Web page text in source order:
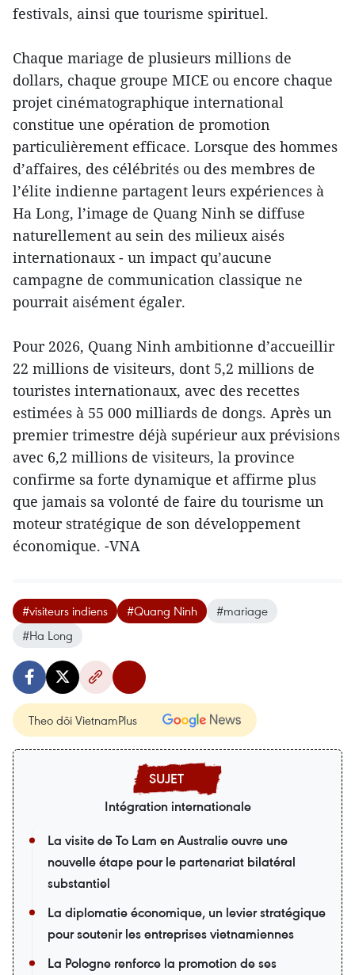
festivals, ainsi que tourisme spirituel.
Chaque mariage de plusieurs millions de
dollars, chaque groupe MICE ou encore chaque
projet cinématographique international
constitue une opération de promotion
particulièrement efficace. Lorsque des hommes
d’affaires, des célébrités ou des membres de
l’élite indienne partagent leurs expériences à
Ha Long, l’image de Quang Ninh se diffuse
naturellement au sein des milieux aisés
internationaux - un impact qu’aucune
campagne de communication classique ne
pourrait aisément égaler.
Pour 2026, Quang Ninh ambitionne d’accueillir
22 millions de visiteurs, dont 5,2 millions de
touristes internationaux, avec des recettes
estimées à 55 000 milliards de dongs. Après un
premier trimestre déjà supérieur aux prévisions
avec 6,2 millions de visiteurs, la province
confirme sa forte dynamique et affirme plus
que jamais sa volonté de faire du tourisme un
moteur stratégique de son développement
économique. -VNA
#visiteurs indiens #Quang Ninh
#mariage
#Ha Long
Theo dõi VietnamPlus
Intégration internationale
La visite de To Lam en Australie ouvre une
nouvelle étape pour le partenariat bilatéral
substantiel
La diplomatie économique, un levier stratégique
pour soutenir les entreprises vietnamiennes
La Pologne renforce la promotion de ses